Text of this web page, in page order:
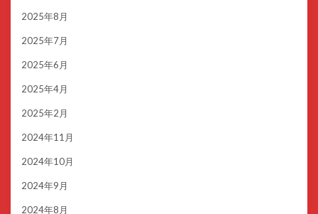
2025年8月
2025年7月
2025年6月
2025年4月
2025年2月
2024年11月
2024年10月
2024年9月
2024年8月